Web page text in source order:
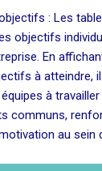
: Les
objectifs
En
à atteindre,
à
communs,
au sein